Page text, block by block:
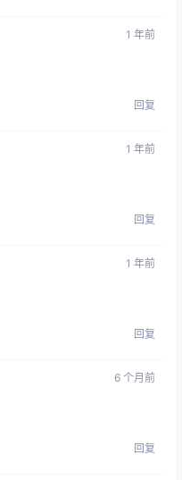
1 年前
回复
1 年前
回复
1 年前
回复
6 个月前
回复